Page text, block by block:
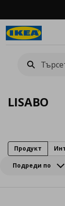
LISABO
Подреди по
Продукт